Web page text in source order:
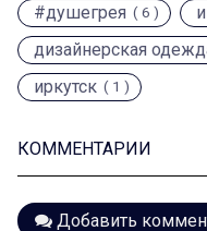
#душегрея ( 6 )
дизайнерская
иркутск ( 1 )
КОММЕНТАРИИ
Добавить